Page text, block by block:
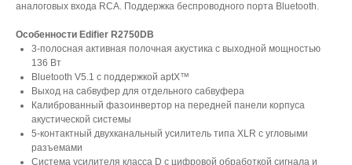
аналоговых входа RCA. Поддержка беспроводного порта Bluetooth.
Особенности Edifier R2750DB
3-полосная активная полочная акустика с выходной мощностью
136 Вт
Bluetooth V5.1 с поддержкой aptX™
Выход на сабвуфер для отдельного сабвуфера
Калиброванный фазоинвертор на передней панели корпуса
акустической системы
5-контактный двухканальный усилитель типа XLR с угловыми
разъемами
Система усилителя класса D с цифровой обработкой сигнала и